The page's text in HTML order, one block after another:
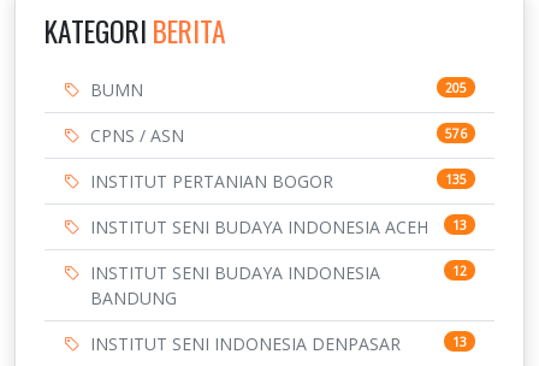
KATEGORI BERITA
BUMN 205
CPNS / ASN 576
INSTITUT PERTANIAN BOGOR 135
INSTITUT SENI BUDAYA INDONESIA ACEH 13
INSTITUT SENI BUDAYA INDONESIA
BANDUNG
12
INSTITUT SENI INDONESIA DENPASAR 13